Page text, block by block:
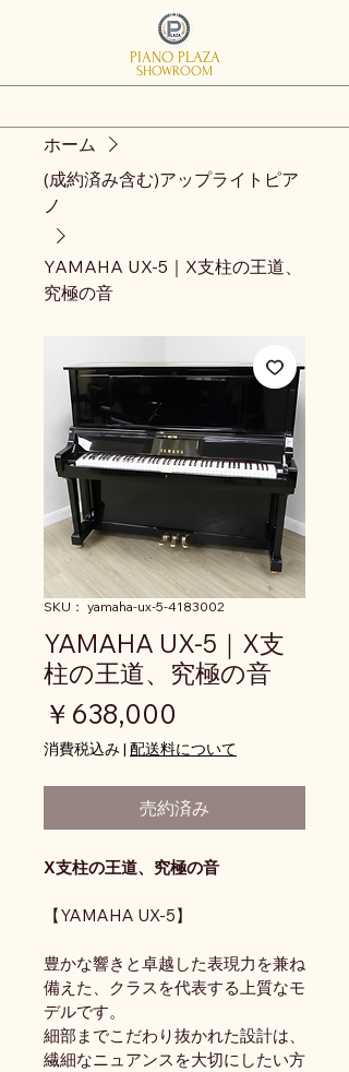
SHOWROOM
PIANO PLAZA
ホーム
(成約済み含む)アップライトピア
ノ
YAMAHA UX-5｜X支柱の王道、
究極の音
SKU： yamaha-ux-5-4183002
YAMAHA UX-5｜X支
柱の王道、究極の音
￥638,000
消費税込み| 配送料について
売約済み
X支柱の王道、究極の音
【YAMAHA UX-5】
豊かな響きと卓越した表現力を兼ね
備えた、クラスを代表する上質なモ
デルです。
細部までこだわり抜かれた設計は、
繊細なニュアンスを大切にしたい方